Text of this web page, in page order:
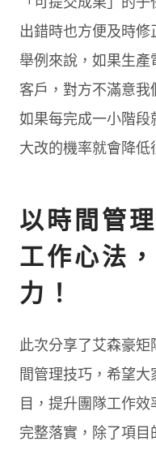
出錯時也方便及時修
舉例來說，如果生
客戶，對方不滿意
如果每完成一小階
大改的機率就會降低
以時間管
工作心法
力！
此次分享了艾森豪
間管理技巧，希望
目，提升團隊工作
完整落實，除了項目